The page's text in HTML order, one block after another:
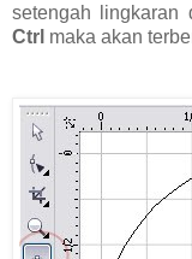
setengah lingkaran
Ctrl maka akan